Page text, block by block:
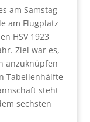
am Samstag
am Flugplatz
HSV 1923
Ziel war es,
anzuknüpfen
Tabellenhälfte
steht
sechsten